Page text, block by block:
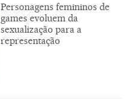
Personagens femininos de
games evoluem da
sexualização para a
representação